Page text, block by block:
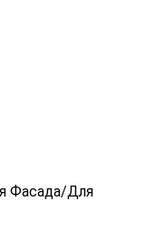
Фасада/Для